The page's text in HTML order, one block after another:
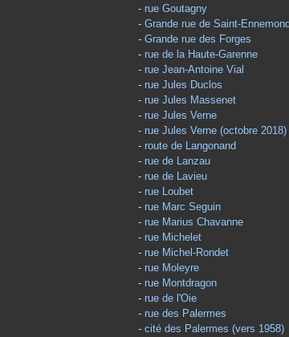
- rue Goutagny
- Grande rue de Saint-Ennemond
- Grande rue des Forges
- rue de la Haute-Garenne
- rue Jean-Antoine Vial
- rue Jules Duclos
- rue Jules Massenet
- rue Jules Verne
- rue Jules Verne (octobre 2018)
- route de Langonand
- rue de Lanzau
- rue de Lavieu
- rue Loubet
- rue Marc Seguin
- rue Marius Chavanne
- rue Michelet
- rue Michel-Rondet
- rue Moleyre
- rue Montdragon
- rue de l'Oie
- rue des Palermes
- cité des Palermes (vers 1958)